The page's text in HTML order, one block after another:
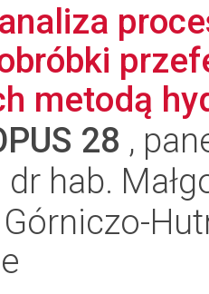
metodą
28 ,
hab.